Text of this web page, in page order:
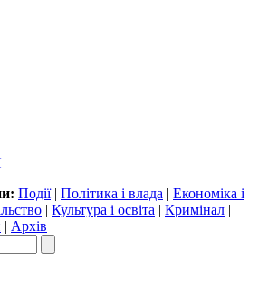
Події| Політика і влада | Економіка і
| Культура і освіта | Кримінал |
| Архів